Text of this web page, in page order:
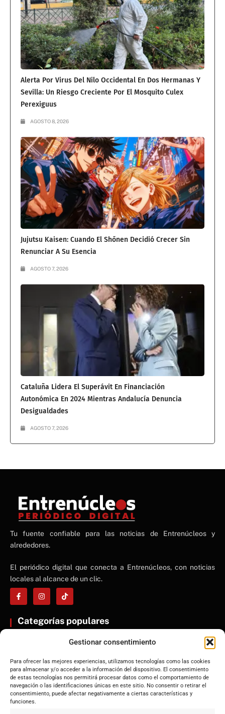
Gestionar consentimiento
Para ofrecer las mejores experiencias, utilizamos tecnologías como las cookies
para almacenar y/o acceder a la información del dispositivo. El consentimiento
de estas tecnologías nos permitirá procesar datos como el comportamiento de
navegación o las identificaciones únicas en este sitio. No consentir o retirar el
consentimiento, puede afectar negativamente a ciertas características y
funciones.
Alerta Por Virus Del Nilo Occidental En Dos Hermanas Y
Sevilla: Un Riesgo Creciente Por El Mosquito Culex
Perexiguus
AGOSTO 8, 2026
Jujutsu Kaisen: Cuando El Shōnen Decidió Crecer Sin
Renunciar A Su Esencia
AGOSTO 7, 2026
Cataluña Lidera El Superávit En Financiación
Autonómica En 2024 Mientras Andalucía Denuncia
Desigualdades
AGOSTO 7, 2026
NE
NEWS ELEMENTOR
Tu fuente confiable para las noticias de Entrenúcleos y
alrededores.
El periódico digital que conecta a Entrenúcleos, con noticias
locales al alcance de un clic.
Categorías populares
Sevilla
Andalucía
Internacional
Tecnología